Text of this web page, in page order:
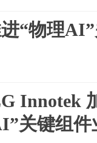
“物理
Innotek
关键组件